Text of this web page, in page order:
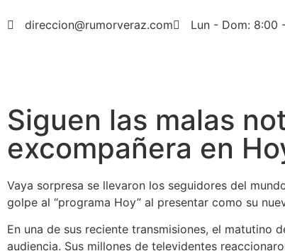
direccion@rumorveraz.com Lun - Dom: 8:00
Siguen las malas
excompañera en
Vaya sorpresa se llevaron los seguidores del
golpe al “programa Hoy” al presentar como su
En una de sus reciente transmisiones, el matutino
audiencia. Sus millones de televidentes